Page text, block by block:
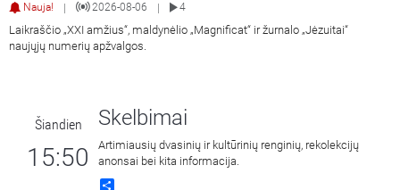
Nauja! | 2026-08-06 | 4
Laikraščio „XXI amžius“, maldynėlio „Magnificat“ ir žurnalo „Jėzuitai“
naujųjų numerių apžvalgos.
Šiandien
15:50
Skelbimai
Artimiausių dvasinių ir kultūrinių renginių, rekolekcijų
anonsai bei kita informacija.